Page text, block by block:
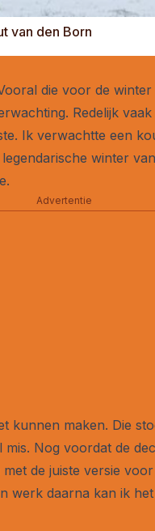
van den Born
die voor de
Redelijk
Ik verwachtte een
winter
Advertentie
kunnen maken. Die
Nog voordat de
de juiste versie
werk daarna kan ik